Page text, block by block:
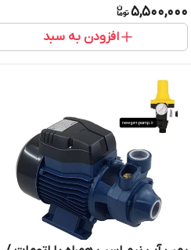
5,500,000
افزودن به سبد